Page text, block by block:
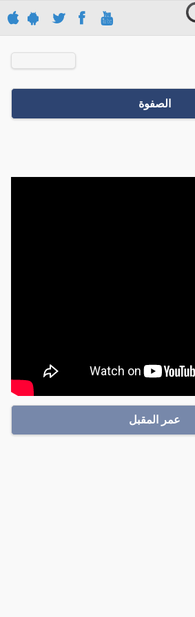
الصفوة
عمر المقبل